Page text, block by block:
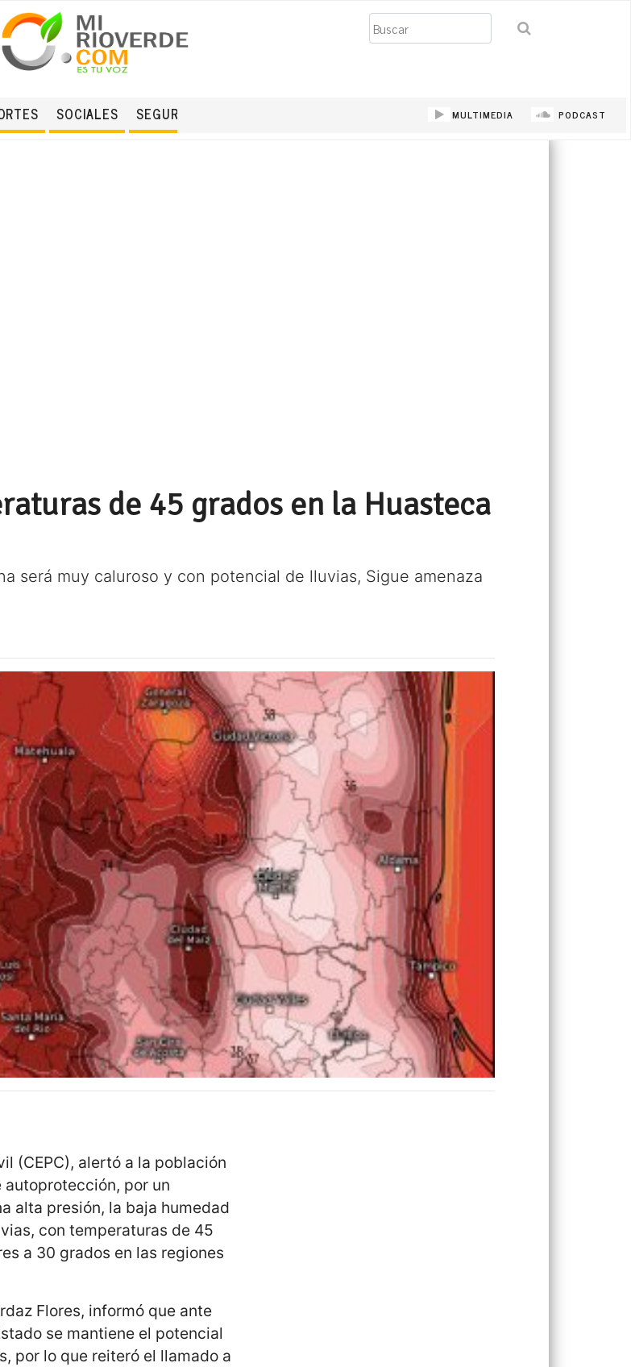
Buscar
SOCIALES SEGURIDAD MULTIMEDIA PODCAST
de 45 grados en la Huasteca
será muy caluroso y con potencial de lluvias, Sigue amenaza
(CEPC), alertó a la población
por un
alta presión, la baja humedad
con temperaturas de 45
a 30 grados en las regiones
Flores, informó que ante
se mantiene el potencial
por lo que reiteró el llamado a